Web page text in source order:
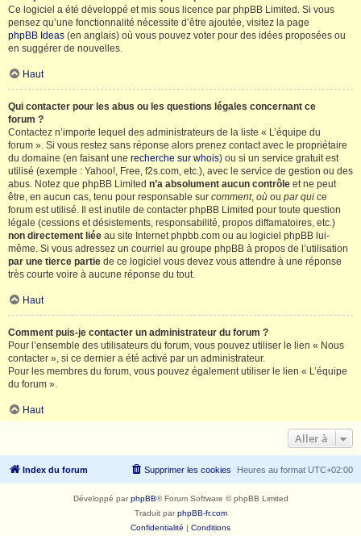
Ce logiciel a été développé et mis sous licence par phpBB Limited. Si vous
pensez qu’une fonctionnalité nécessite d’être ajoutée, visitez la page
phpBB Ideas (en anglais) où vous pouvez voter pour des idées proposées ou
en suggérer de nouvelles.
Haut
Qui contacter pour les abus ou les questions légales concernant ce
forum ?
Contactez n’importe lequel des administrateurs de la liste « L’équipe du
forum ». Si vous restez sans réponse alors prenez contact avec le propriétaire
du domaine (en faisant une recherche sur whois) ou si un service gratuit est
utilisé (exemple : Yahoo!, Free, f2s.com, etc.), avec le service de gestion ou des
abus. Notez que phpBB Limited n’a absolument aucun contrôle et ne peut
être, en aucun cas, tenu pour responsable sur comment, où ou par qui ce
forum est utilisé. Il est inutile de contacter phpBB Limited pour toute question
légale (cessions et désistements, responsabilité, propos diffamatoires, etc.)
non directement liée au site Internet phpbb.com ou au logiciel phpBB lui-
même. Si vous adressez un courriel au groupe phpBB à propos de l’utilisation
par une tierce partie de ce logiciel vous devez vous attendre à une réponse
très courte voire à aucune réponse du tout.
Haut
Comment puis-je contacter un administrateur du forum ?
Pour l’ensemble des utilisateurs du forum, vous pouvez utiliser le lien « Nous
contacter », si ce dernier a été activé par un administrateur.
Pour les membres du forum, vous pouvez également utiliser le lien « L’équipe
du forum ».
Haut
Aller à
Index du forum Heures au format UTC+02:00
Supprimer les cookies
Développé parphpBB® Forum Software © phpBB Limited
Traduit parphpBB-fr.com
Confidentialité | Conditions